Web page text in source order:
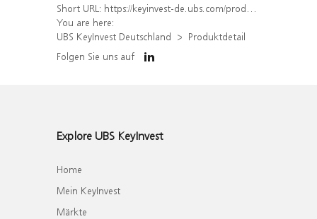
Short URL: https://keyinvest-de.ubs.com/produkt/detail/index/isin/DE000WA7XKB5
You are here:
UBS KeyInvest Deutschland
Produktdetail
Folgen Sie uns auf
Explore UBS KeyInvest
Home
Mein KeyInvest
Märkte